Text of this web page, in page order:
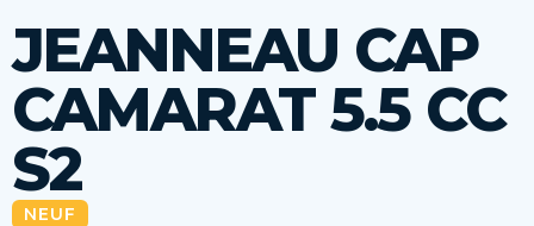
JEANNEAU CAP
CAMARAT 5.5 CC
S2
NEUF